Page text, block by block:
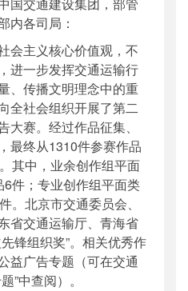
国交通建设集团，部管
内各司局：
主义核心价值观，不
进一步发挥交通运输行
、传播文明理念中的重
全社会组织开展了第二
大赛。经过作品征集、
最终从1310件参赛作品
其中，业余创作组平面
件；专业创作组平面类
。北京市交通委员会、
省交通运输厅、青海省
锋组织奖”。相关优秀作
益广告专题（可在交通
”中查阅）。